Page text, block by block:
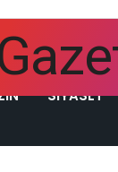
SIYASET